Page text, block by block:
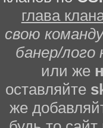
глава
свою
банер/лого
или же
оставляйте
же